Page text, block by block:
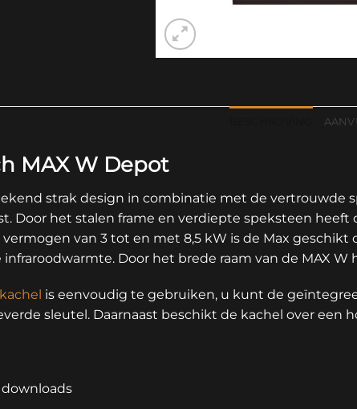
MAX W Depot
strak design in combinatie met de vertrouwde
Door het stalen frame en verdiepte speksteen
van 3 tot en met 8,5 kW is de Max
infraroodwarmte. Door het brede raam van de MAX
is eenvoudig te gebruiken, u kunt de
sleutel. Daarnaast beschikt de kachel over